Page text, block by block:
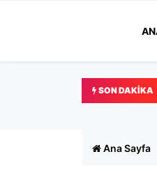
SON DAKIKA
Ana Sayfa